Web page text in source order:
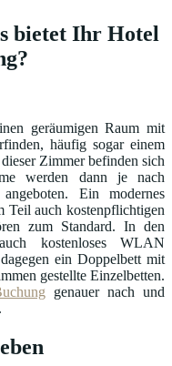
bietet Ihr Hotel
geräumigen Raum mit
häufig sogar einem
Zimmer befinden sich
werden dann je nach
Ein modernes
Teil auch kostenpflichtigen
zum Standard. In den
kostenloses WLAN
ein Doppelbett mit
gestellte Einzelbetten.
genauer nach und